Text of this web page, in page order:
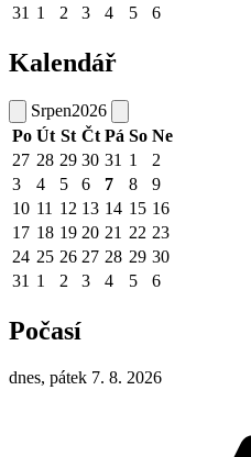
31 1 2 3 4 5 6
Kalendář
Srpen2026
Po Út St Čt Pá So Ne
27 28 29 30 31 1
2
3
4 5 6 7 8
9
10 11 12 13 14 15 16
17 18 19 20 21 22 23
24 25 26 27 28 29 30
31 1 2 3 4 5 6
Počasí
dnes, pátek 7. 8. 2026